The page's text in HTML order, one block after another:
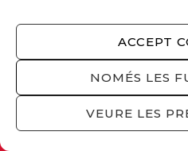
ACCEPT
NOMÉS LES
VEURE LES
This site is protected by